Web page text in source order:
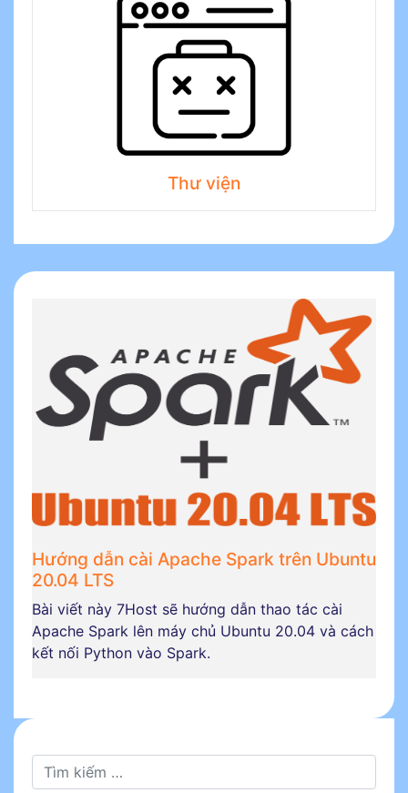
Thư viện
Hướng dẫn cài Apache Spark trên Ubuntu
20.04 LTS
Bài viết này 7Host sẽ hướng dẫn thao tác cài
Apache Spark lên máy chủ Ubuntu 20.04 và cách
kết nối Python vào Spark.
Tìm kiếm cho: